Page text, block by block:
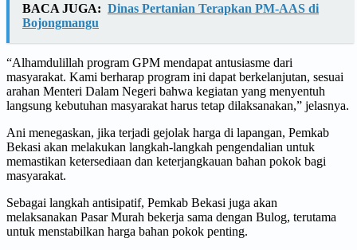
BACA JUGA: Dinas Pertanian Terapkan PM-AAS di
Bojongmangu
“Alhamdulillah program GPM mendapat antusiasme dari
masyarakat. Kami berharap program ini dapat berkelanjutan, sesuai
arahan Menteri Dalam Negeri bahwa kegiatan yang menyentuh
langsung kebutuhan masyarakat harus tetap dilaksanakan,” jelasnya.
Ani menegaskan, jika terjadi gejolak harga di lapangan, Pemkab
Bekasi akan melakukan langkah-langkah pengendalian untuk
memastikan ketersediaan dan keterjangkauan bahan pokok bagi
masyarakat.
Sebagai langkah antisipatif, Pemkab Bekasi juga akan
melaksanakan Pasar Murah bekerja sama dengan Bulog, terutama
untuk menstabilkan harga bahan pokok penting.